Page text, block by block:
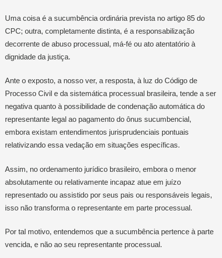
Uma coisa é a sucumbência ordinária prevista no artigo 85 do
CPC; outra, completamente distinta, é a responsabilização
decorrente de abuso processual, má-fé ou ato atentatório à
dignidade da justiça.
Ante o exposto, a nosso ver, a resposta, à luz do Código de
Processo Civil e da sistemática processual brasileira, tende a ser
negativa quanto à possibilidade de condenação automática do
representante legal ao pagamento do ônus sucumbencial,
embora existam entendimentos jurisprudenciais pontuais
relativizando essa vedação em situações específicas.
Assim, no ordenamento jurídico brasileiro, embora o menor
absolutamente ou relativamente incapaz atue em juízo
representado ou assistido por seus pais ou responsáveis legais,
isso não transforma o representante em parte processual.
Por tal motivo, entendemos que a sucumbência pertence à parte
vencida, e não ao seu representante processual.